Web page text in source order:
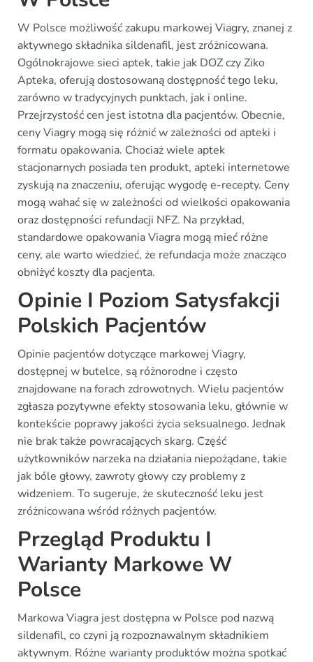
W Polsce możliwość zakupu markowej Viagry, znanej z
aktywnego składnika sildenafil, jest zróżnicowana.
Ogólnokrajowe sieci aptek, takie jak DOZ czy Ziko
Apteka, oferują dostosowaną dostępność tego leku,
zarówno w tradycyjnych punktach, jak i online.
Przejrzystość cen jest istotna dla pacjentów. Obecnie,
ceny Viagry mogą się różnić w zależności od apteki i
formatu opakowania. Chociaż wiele aptek
stacjonarnych posiada ten produkt, apteki internetowe
zyskują na znaczeniu, oferując wygodę e-recepty. Ceny
mogą wahać się w zależności od wielkości opakowania
oraz dostępności refundacji NFZ. Na przykład,
standardowe opakowania Viagra mogą mieć różne
ceny, ale warto wiedzieć, że refundacja może znacząco
obniżyć koszty dla pacjenta.
Opinie I Poziom Satysfakcji
Polskich Pacjentów
Opinie pacjentów dotyczące markowej Viagry,
dostępnej w butelce, są różnorodne i często
znajdowane na forach zdrowotnych. Wielu pacjentów
zgłasza pozytywne efekty stosowania leku, głównie w
kontekście poprawy jakości życia seksualnego. Jednak
nie brak także powracających skarg. Część
użytkowników narzeka na działania niepożądane, takie
jak bóle głowy, zawroty głowy czy problemy z
widzeniem. To sugeruje, że skuteczność leku jest
zróżnicowana wśród różnych pacjentów.
Przegląd Produktu I
Warianty Markowe W
Polsce
Markowa Viagra jest dostępna w Polsce pod nazwą
sildenafil, co czyni ją rozpoznawalnym składnikiem
aktywnym. Różne warianty produktów można spotkać